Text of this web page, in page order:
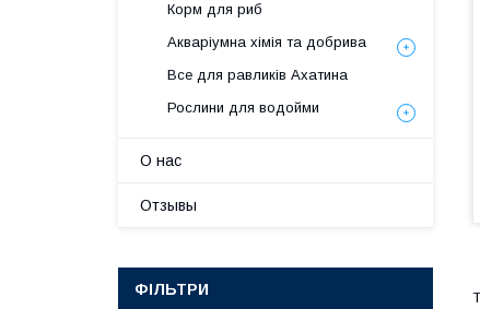
Корм для риб
Акваріумна хімія та добрива
Все для равликів Ахатина
Рослини для водойми
О нас
Отзывы
ФІЛЬТРИ